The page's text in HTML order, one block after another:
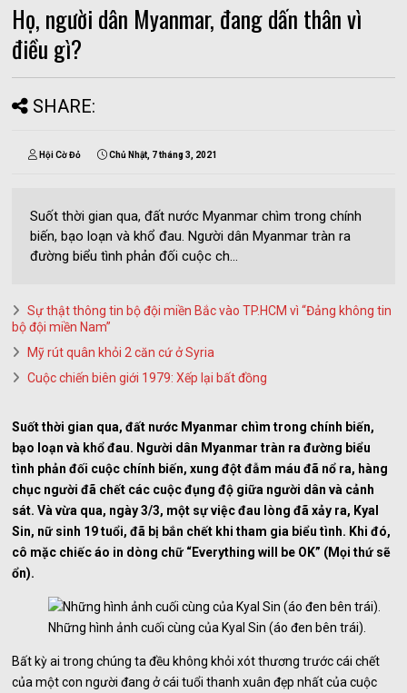
Họ, người dân Myanmar, đang dấn thân vì
điều gì?
SHARE:
Hội Cờ Đỏ Chủ Nhật, 7 tháng 3, 2021
Suốt thời gian qua, đất nước Myanmar chìm trong chính
biến, bạo loạn và khổ đau. Người dân Myanmar tràn ra
đường biểu tình phản đối cuộc ch...
Sự thật thông tin bộ đội miền Bắc vào TP.HCM vì “Đảng không tin
bộ đội miền Nam”
Mỹ rút quân khỏi 2 căn cứ ở Syria
Cuộc chiến biên giới 1979: Xếp lại bất đồng
Suốt thời gian qua, đất nước Myanmar chìm trong chính biến,
bạo loạn và khổ đau. Người dân Myanmar tràn ra đường biểu
tình phản đối cuộc chính biến, xung đột đẫm máu đã nổ ra, hàng
chục người đã chết các cuộc đụng độ giữa người dân và cảnh
sát. Và vừa qua, ngày 3/3, một sự việc đau lòng đã xảy ra, Kyal
Sin, nữ sinh 19 tuổi, đã bị bắn chết khi tham gia biểu tình. Khi đó,
cô mặc chiếc áo in dòng chữ “Everything will be OK” (Mọi thứ sẽ
ổn).
Những hình ảnh cuối cùng của Kyal Sin (áo đen bên trái).
Bất kỳ ai trong chúng ta đều không khỏi xót thương trước cái chết
của một con người đang ở cái tuổi thanh xuân đẹp nhất của cuộc